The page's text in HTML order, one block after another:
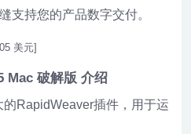
支持您的产品数字交付。
美元]
Mac 破解版 介绍
RapidWeaver插件，用于运